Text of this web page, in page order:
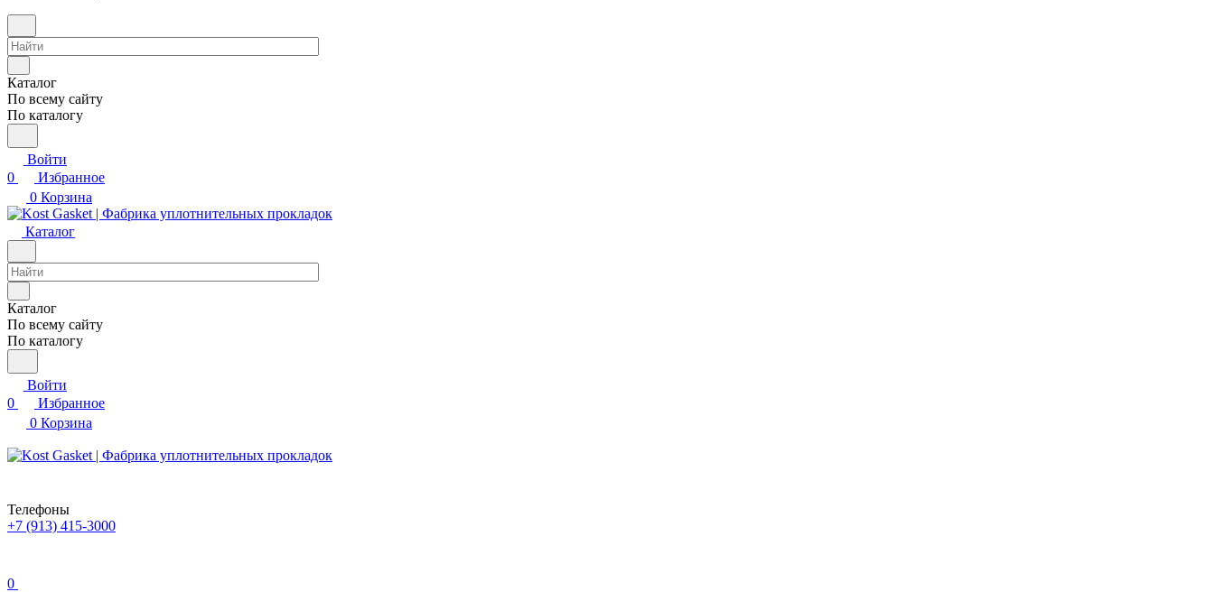
Каталог
По всему сайту
По каталогу
Войти
0
Избранное
0 Корзина
Каталог
Каталог
По всему сайту
По каталогу
Войти
0
Избранное
0 Корзина
Телефоны
+7 (913) 415-3000
0